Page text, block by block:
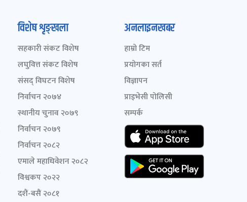
विशेष शृङ्खला
सहकारी संकट विशेष
लघुवित्त संकट विशेष
संसद् विघटन विशेष
निर्वाचन २०७४
स्थानीय चुनाव २०७९
निर्वाचन २०७९
निर्वाचन २०८२
एमाले महाधिवेशन २०८२
विश्वकप २०२२
दशैं-बसैं २०८१
अनलाइनखबर
हाम्रो टिम
प्रयोगका सर्त
विज्ञापन
प्राइभेसी पोलिसी
सम्पर्क